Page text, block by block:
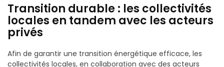
Transition durable : les collectivités
locales en tandem avec les acteurs
privés
Afin de garantir une transition énergétique efficace, les
collectivités locales, en collaboration avec des acteurs